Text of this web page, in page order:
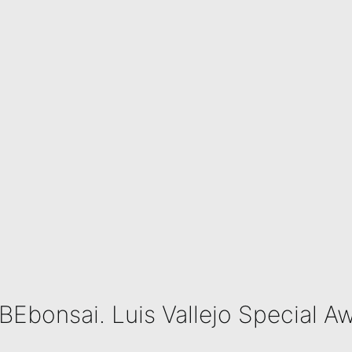
Luis Vallejo Special